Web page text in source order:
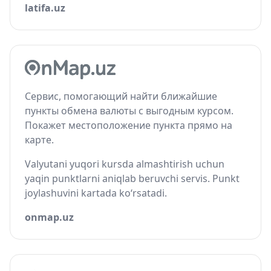
latifa.uz
Сервис, помогающий найти ближайшие
пункты обмена валюты с выгодным курсом.
Покажет местоположение пункта прямо на
карте.
Valyutani yuqori kursda almashtirish uchun
yaqin punktlarni aniqlab beruvchi servis. Punkt
joylashuvini kartada ko‘rsatadi.
onmap.uz